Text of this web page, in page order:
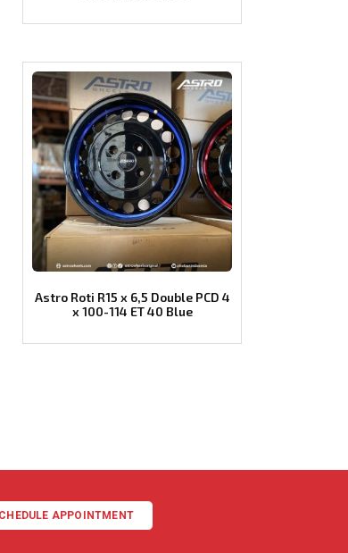
Astro Roti R15 x 6,5 Double PCD 4
x 100-114 ET 40 Blue
APPOINTMENT